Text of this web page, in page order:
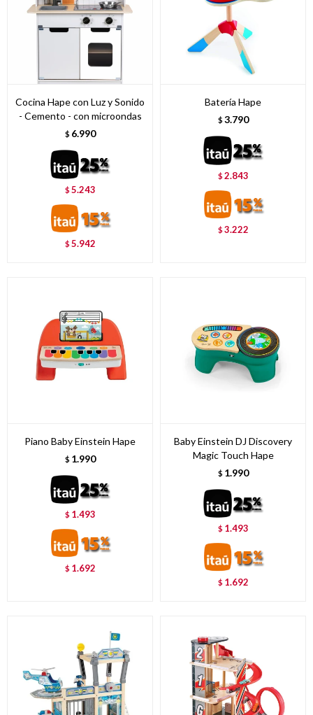
Cocina Hape con Luz y Sonido
- Cemento - con microondas
$ 6.990
$5.243
$5.942
Batería Hape
$ 3.790
$2.843
$3.222
Piano Baby Einstein Hape
$ 1.990
$ 1.493
$ 1.692
Baby Einstein DJ Discovery
Magic Touch Hape
$ 1.990
$ 1.493
$ 1.692